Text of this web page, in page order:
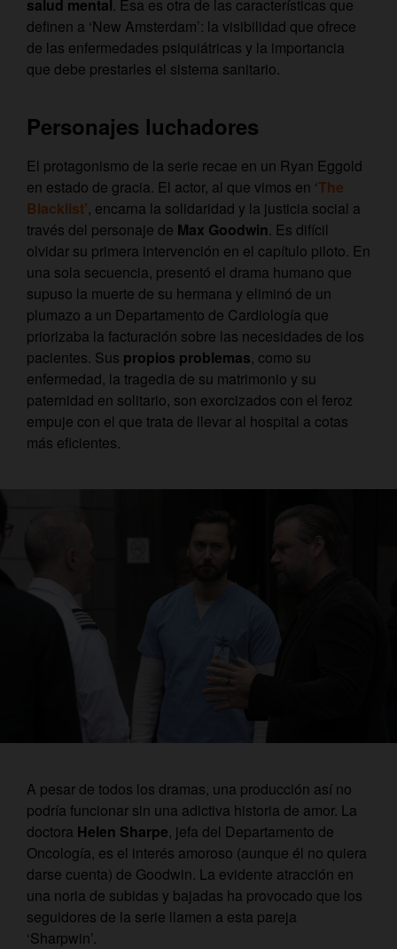
salud mental . Esa es otra de las características que
definen a ‘New Amsterdam’: la visibilidad que ofrece
de las enfermedades psiquiátricas y la importancia
que debe prestarles el sistema sanitario.
Personajes luchadores
El protagonismo de la serie recae en un Ryan Eggold
en estado de gracia. El actor, al que vimos en ‘The
Blacklist’, encarna la solidaridad y la justicia social a
través del personaje de Max Goodwin. Es difícil
olvidar su primera intervención en el capítulo piloto. En
una sola secuencia, presentó el drama humano que
supuso la muerte de su hermana y eliminó de un
plumazo a un Departamento de Cardiología que
priorizaba la facturación sobre las necesidades de los
pacientes. Sus propios problemas, como su
enfermedad, la tragedia de su matrimonio y su
paternidad en solitario, son exorcizados con el feroz
empuje con el que trata de llevar al hospital a cotas
más eficientes.
A pesar de todos los dramas, una producción así no
podría funcionar sin una adictiva historia de amor. La
doctora Helen Sharpe, jefa del Departamento de
Oncología, es el interés amoroso (aunque él no quiera
darse cuenta) de Goodwin. La evidente atracción en
una noria de subidas y bajadas ha provocado que los
seguidores de la serie llamen a esta pareja
‘Sharpwin’.